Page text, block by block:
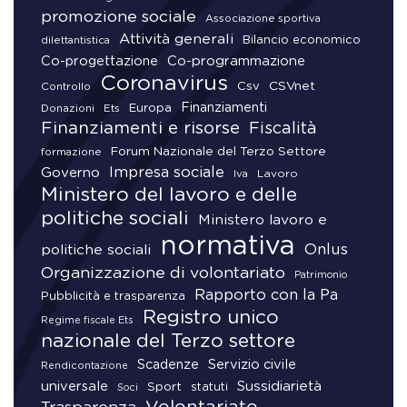
promozione sociale
Associazione sportiva
dilettantistica Attività generali Bilancio economico
Co-progettazione Co-programmazione
Controllo Coronavirus Csv CSVnet
Donazioni Ets Europa Finanziamenti
Finanziamenti e risorse Fiscalità
formazione Forum Nazionale del Terzo Settore
Governo Impresa sociale Iva Lavoro
Ministero del lavoro e delle
politiche sociali
Ministero lavoro e
politiche sociali normativa Onlus
Organizzazione di volontariato Patrimonio
Pubblicità e trasparenza Rapporto con la Pa
Regime fiscale Ets
Registro unico
nazionale del Terzo settore
Rendicontazione Scadenze
Servizio civile
universale
Soci Sport statuti Sussidiarietà